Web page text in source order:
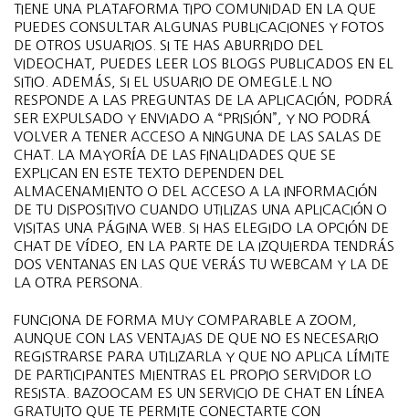
TIENE UNA PLATAFORMA TIPO COMUNIDAD EN LA QUE
PUEDES CONSULTAR ALGUNAS PUBLICACIONES Y FOTOS
DE OTROS USUARIOS. SI TE HAS ABURRIDO DEL
VIDEOCHAT, PUEDES LEER LOS BLOGS PUBLICADOS EN EL
SITIO. ADEMÁS, SI EL USUARIO DE OMEGLE.L NO
RESPONDE A LAS PREGUNTAS DE LA APLICACIÓN, PODRÁ
SER EXPULSADO Y ENVIADO A “PRISIÓN”, Y NO PODRÁ
VOLVER A TENER ACCESO A NINGUNA DE LAS SALAS DE
CHAT. LA MAYORÍA DE LAS FINALIDADES QUE SE
EXPLICAN EN ESTE TEXTO DEPENDEN DEL
ALMACENAMIENTO O DEL ACCESO A LA INFORMACIÓN
DE TU DISPOSITIVO CUANDO UTILIZAS UNA APLICACIÓN O
VISITAS UNA PÁGINA WEB. SI HAS ELEGIDO LA OPCIÓN DE
CHAT DE VÍDEO, EN LA PARTE DE LA IZQUIERDA TENDRÁS
DOS VENTANAS EN LAS QUE VERÁS TU WEBCAM Y LA DE
LA OTRA PERSONA.
FUNCIONA DE FORMA MUY COMPARABLE A ZOOM,
AUNQUE CON LAS VENTAJAS DE QUE NO ES NECESARIO
REGISTRARSE PARA UTILIZARLA Y QUE NO APLICA LÍMITE
DE PARTICIPANTES MIENTRAS EL PROPIO SERVIDOR LO
RESISTA. BAZOOCAM ES UN SERVICIO DE CHAT EN LÍNEA
GRATUITO QUE TE PERMITE CONECTARTE CON